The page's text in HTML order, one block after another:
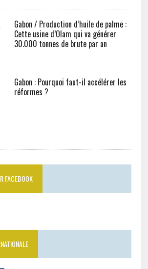
Gabon / Production d’huile de palme :
Cette usine d’Olam qui va générer
30.000 tonnes de brute par an
Gabon : Pourquoi faut-il accélérer les
réformes ?
FACEBOOK